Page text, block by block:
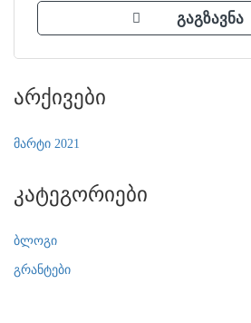
Არქივები
მარტი 2021
Კატეგორიები
ბლოგი
გრანტები